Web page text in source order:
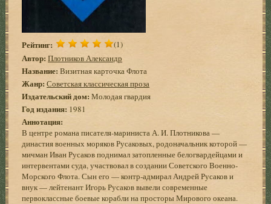
Рейтинг: (1)
Автор: Плотников Александр
Название: Визитная карточка Флота
Жанр: Советская классическая проза
Издательский дом: Молодая гвардия
Год издания: 1981
Аннотация:
В центре романа писателя-мариниста А. И. Плотникова —
династия военных моряков Русаковых, родоначальник которой —
мичман Иван Русаков поднимал затопленные белогвардейцами и
интервентами суда, участвовал в создании Советского Военно-
Морского Флота. Сын его — контр-адмирал Андрей Русаков и
внук — лейтенант Игорь Русаков вывели современные
первоклассные боевые корабли на просторы Мирового океана.